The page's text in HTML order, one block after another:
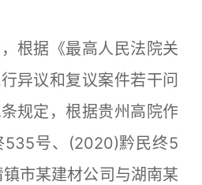
据《最高人民法院关
异议和复议案件若干问
规定，根据贵州高院作
535号、(2020)黔民终5
市某建材公司与湖南某